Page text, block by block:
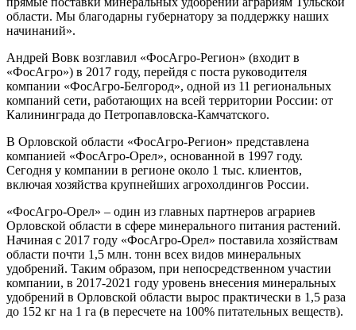
области. Мы благодарны губернатору за поддержку наших
начинаний».
Андрей Вовк возглавил «ФосАгро-Регион» (входит в
«ФосАгро») в 2017 году, перейдя с поста руководителя
компании «ФосАгро-Белгород», одной из 11 региональных
компаний сети, работающих на всей территории России: от
Калининграда до Петропавловска-Камчатского.
В Орловской области «ФосАгро-Регион» представлена
компанией «ФосАгро-Орел», основанной в 1997 году.
Сегодня у компании в регионе около 1 тыс. клиентов,
включая хозяйства крупнейших агрохолдингов России.
«ФосАгро-Орел» – один из главных партнеров аграриев
Орловской области в сфере минерального питания растений.
Начиная с 2017 году «ФосАгро-Орел» поставила хозяйствам
области почти 1,5 млн. тонн всех видов минеральных
удобрений. Таким образом, при непосредственном участии
компании, в 2017-2021 году уровень внесения минеральных
удобрений в Орловской области вырос практически в 1,5 раза
до 152 кг на 1 га (в пересчете на 100% питательных веществ).